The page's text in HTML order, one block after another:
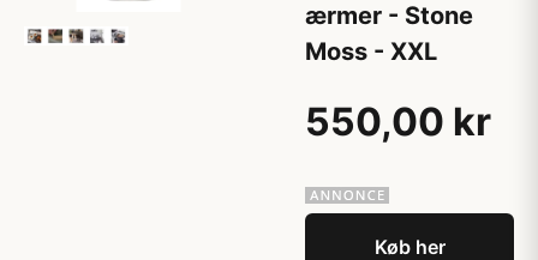
ærmer - Stone
Moss - XXL
550,00 kr
Køb her